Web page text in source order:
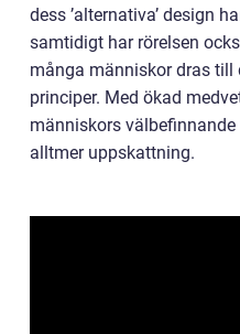
dess ’alternativa’ design
samtidigt har rörelsen
många människor dras till
principer. Med ökad
människors
alltmer uppskattning.